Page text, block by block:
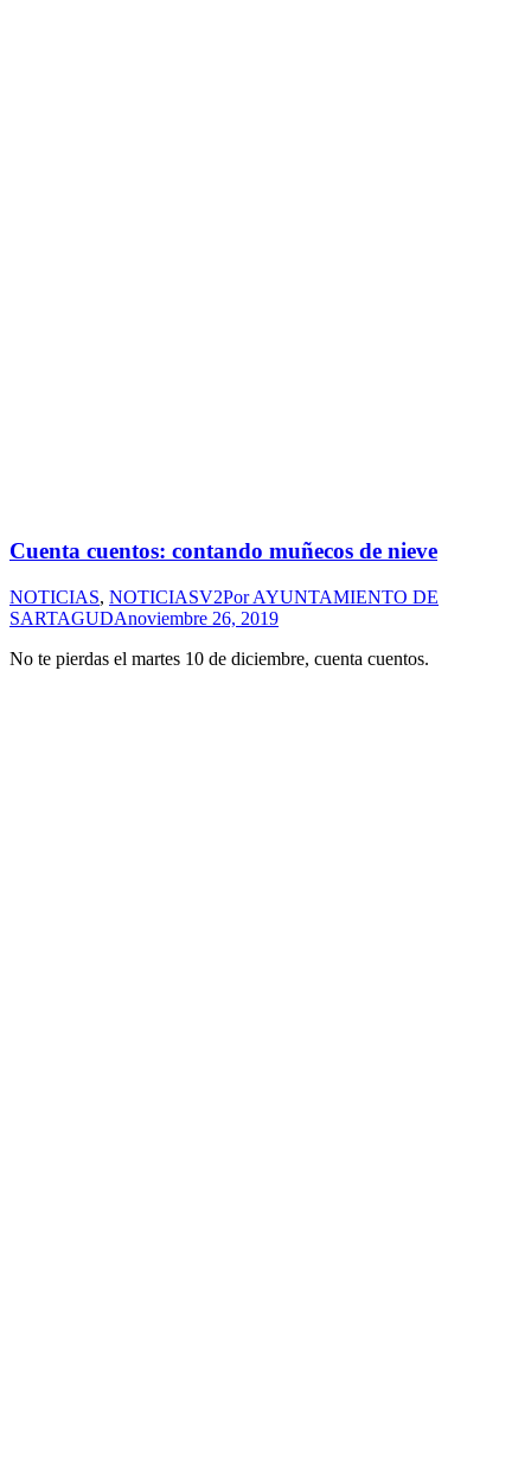
Cuenta cuentos: contando muñecos de nieve
NOTICIAS, NOTICIASV2PorAYUNTAMIENTO DE
SARTAGUDAnoviembre 26, 2019
No te pierdas el martes 10 de diciembre, cuenta cuentos.